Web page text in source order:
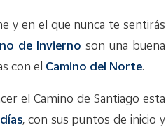
y en el que nunca te sentirás
de Invierno son una buena
con el Camino del Norte.
el Camino de Santiago esta
, con sus puntos de inicio y